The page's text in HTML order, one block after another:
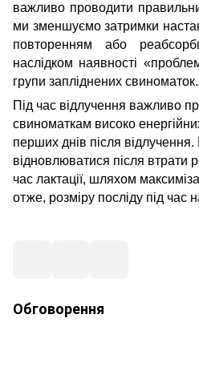
важливо проводити
ми зменшуємо затримки
повторенням або
наслідком наявності
групи запліднених свиноматок.
Під час відлучення важливо
свиноматкам високо
перших днів після
відновлюватися після втрати
час лактації, шляхом
отже, розміру посліду під час
Обговорення